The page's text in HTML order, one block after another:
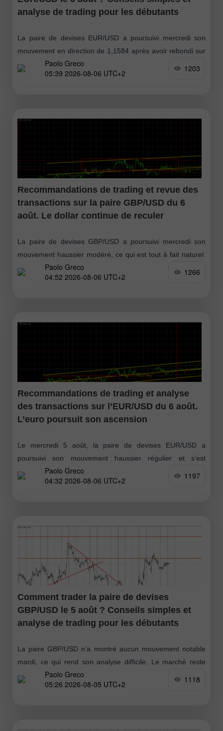
analyse de trading pour les débutants
La paire de devises EUR/USD a poursuivi mercredi son
mouvement en direction de 1,1584 après avoir rebondi sur
la zone 1,1461–1,1474 et terminé une phase de
consolidation plate d’un mois
Paolo Greco
05:39 2026-08-06 UTC+2
1203
Recommandations de trading et revue des
transactions sur la paire GBP/USD du 6
août. Le dollar continue de reculer
La paire de devises GBP/USD a poursuivi mercredi son
mouvement haussier modéré, ce qui est tout à fait naturel.
Hier, les deux statistiques américaines (qui, soit dit en
passant, n’étaient
Paolo Greco
04:52 2026-08-06 UTC+2
1266
Recommandations de trading et analyse
des transactions sur l’EUR/USD du 6 août.
L’euro poursuit son ascension
Le mercredi 5 août, la paire de devises EUR/USD a
poursuivi son mouvement haussier régulier et s’est
consolidée au-dessus de la zone 1,1536–1,1542. Ainsi,
comme nous l’anticipions, la hausse
Paolo Greco
04:32 2026-08-06 UTC+2
1197
Comment trader la paire de devises
GBP/USD le 5 août ? Conseils simples et
analyse de trading pour les débutants
La paire GBP/USD n’a montré aucun mouvement notable
mardi, ce qui rend son analyse difficile. Le marché reste
orienté à l’achat sur la livre sterling, car il commence
Paolo Greco
05:26 2026-08-05 UTC+2
1118